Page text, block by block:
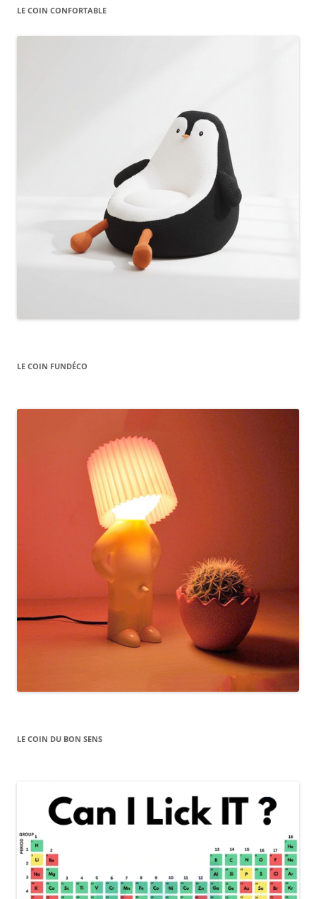
LE COIN CONFORTABLE
LE COIN FUNDÉCO
LE COIN DU BON SENS